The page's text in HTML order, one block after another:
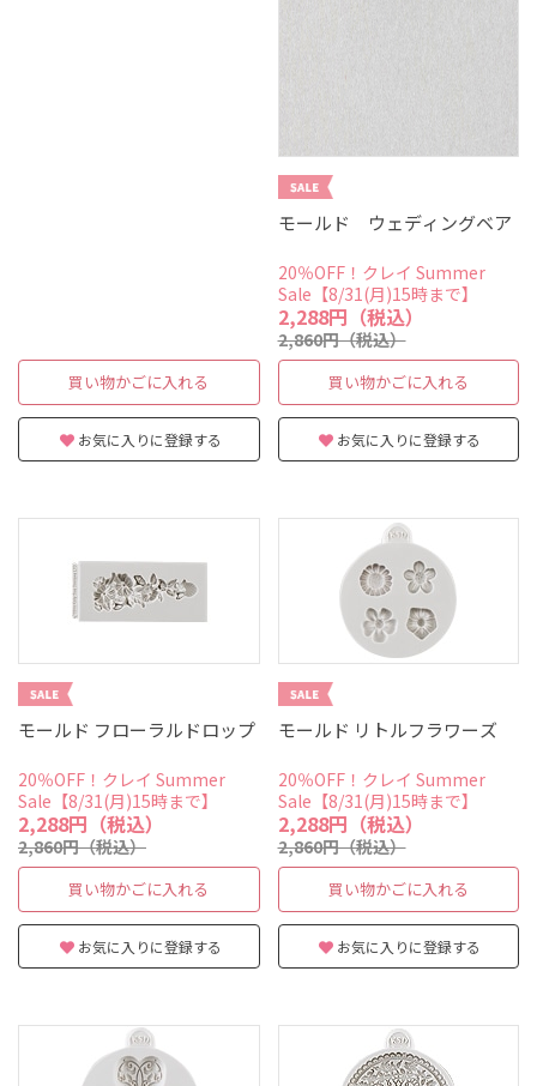
買い物かごに入れる
お気に入りに登録する
モールド ウェディングベア
20％OFF！クレイ Summer
Sale【8/31(月)15時まで】
2,288円（税込）
2,860円（税込）
買い物かごに入れる
お気に入りに登録する
モールド フローラルドロップ
20％OFF！クレイ Summer
Sale【8/31(月)15時まで】
2,288円（税込）
2,860円（税込）
買い物かごに入れる
お気に入りに登録する
モールド リトルフラワーズ
20％OFF！クレイ Summer
Sale【8/31(月)15時まで】
2,288円（税込）
2,860円（税込）
買い物かごに入れる
お気に入りに登録する